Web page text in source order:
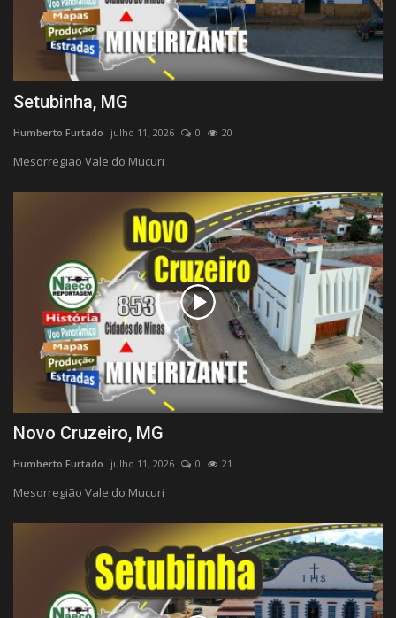
Setubinha, MG
Humberto Furtado julho 11, 2026 0 20
Mesorregião Vale do Mucuri
Novo Cruzeiro, MG
Humberto Furtado julho 11, 2026 0 21
Mesorregião Vale do Mucuri